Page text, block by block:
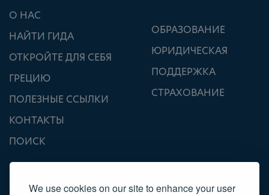
We use cookies on our site to enhance your user
О НАС
НАЙТИ ГИДА
ОТКРОЙТЕ ДЛЯ СЕБЯ
ГРЕЦИЮ
ПОЛЕЗНЫЕ ССЫЛКИ
КОНТАКТЫ
ПОИСК
ОБРАЗОВАНИЕ
ЮРИДИЧЕСКАЯ
ПОДДЕРЖКА
СТРАХОВАНИЕ